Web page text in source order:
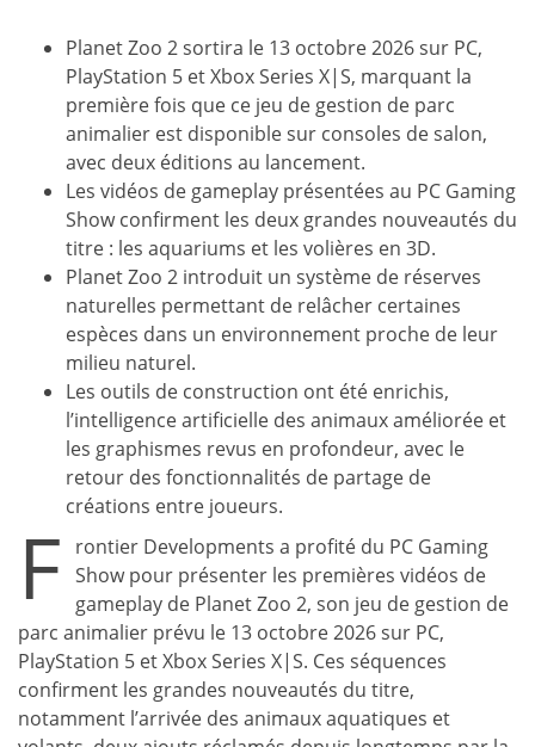
Planet Zoo 2 sortira le 13 octobre 2026 sur PC,
PlayStation 5 et Xbox Series X|S, marquant la
première fois que ce jeu de gestion de parc
animalier est disponible sur consoles de salon,
avec deux éditions au lancement.
Les vidéos de gameplay présentées au PC Gaming
Show confirment les deux grandes nouveautés du
titre : les aquariums et les volières en 3D.
Planet Zoo 2 introduit un système de réserves
naturelles permettant de relâcher certaines
espèces dans un environnement proche de leur
milieu naturel.
Les outils de construction ont été enrichis,
l’intelligence artificielle des animaux améliorée et
les graphismes revus en profondeur, avec le
retour des fonctionnalités de partage de
créations entre joueurs.
F
rontier Developments a profité du PC Gaming
Show pour présenter les premières vidéos de
gameplay de Planet Zoo 2, son jeu de gestion de
parc animalier prévu le 13 octobre 2026 sur PC,
PlayStation 5 et Xbox Series X|S. Ces séquences
confirment les grandes nouveautés du titre,
notamment l’arrivée des animaux aquatiques et